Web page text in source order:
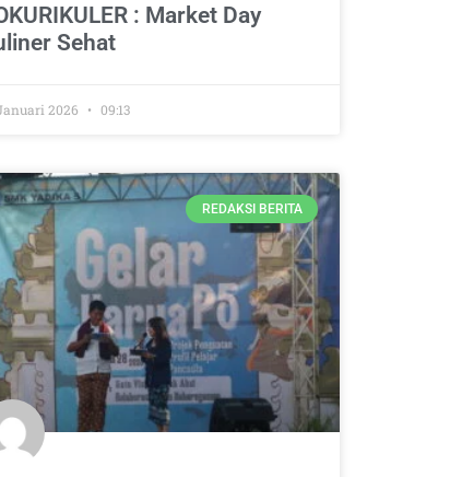
: Market Day
Sehat
2026 09:13
REDAKSI BERITA